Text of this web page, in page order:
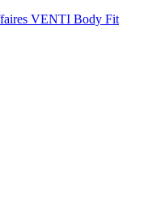
VENTI Body Fit